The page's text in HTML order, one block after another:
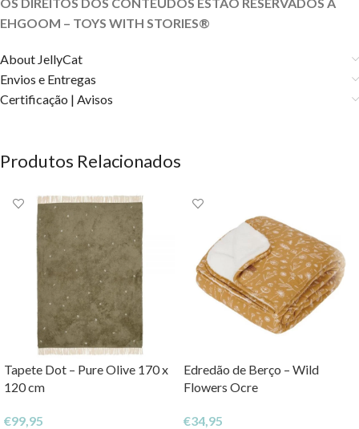
EHGOOM – TOYS WITH STORIES®️
About JellyCat
Envios e Entregas
Certificação | Avisos
Produtos Relacionados
Tapete Dot – Pure Olive 170 x
120 cm
€99,95
Edredão de Berço – Wild
Flowers Ocre
€34,95